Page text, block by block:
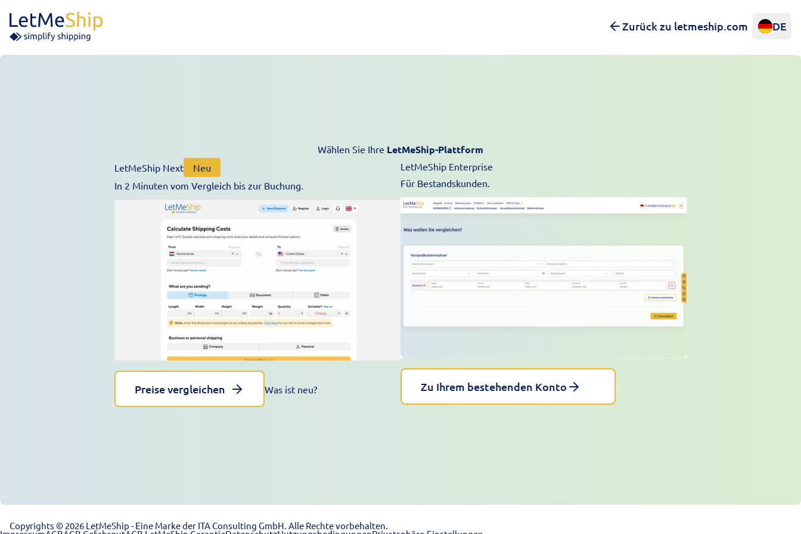
Zurück zu letmeship.com DE
Wählen Sie Ihre LetMeShip-Plattform
LetMeShip Next
Neu
In 2 Minuten vom Vergleich bis zur Buchung.
Preise vergleichen Was ist neu?
LetMeShip Enterprise
Für Bestandskunden.
Zu Ihrem bestehenden Konto
Copyrights © 2026 LetMeShip - Eine Marke der ITA Consulting GmbH. Alle Rechte vorbehalten.